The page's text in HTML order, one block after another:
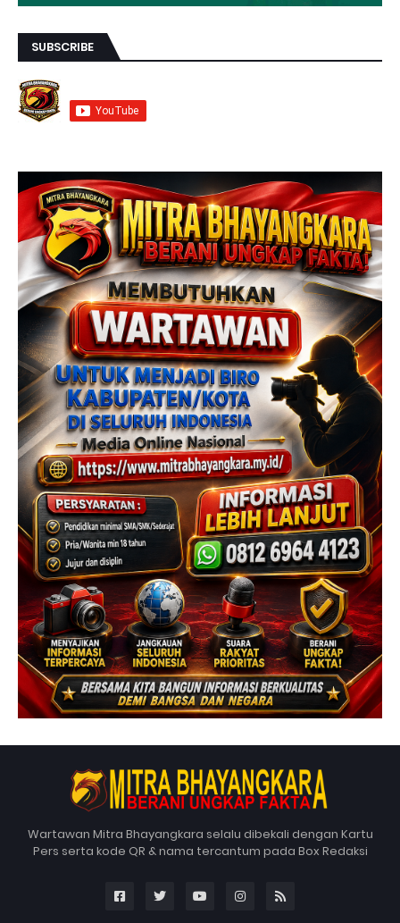
SUBSCRIBE
Wartawan Mitra Bhayangkara selalu dibekali dengan Kartu
Pers serta kode QR & nama tercantum pada Box Redaksi